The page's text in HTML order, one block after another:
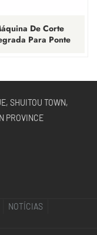
De Corte
Para Ponte
SHUITOU TOWN,
PROVINCE
NOTÍCIAS